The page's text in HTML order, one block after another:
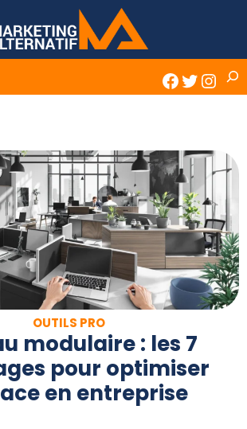
Twitter
OUTILS PRO
modulaire : les 7
pour optimiser
en entreprise